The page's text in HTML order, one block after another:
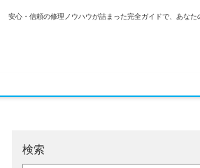
安心・信頼の修理ノウハウが詰まった完全ガイドで、あなた
検索